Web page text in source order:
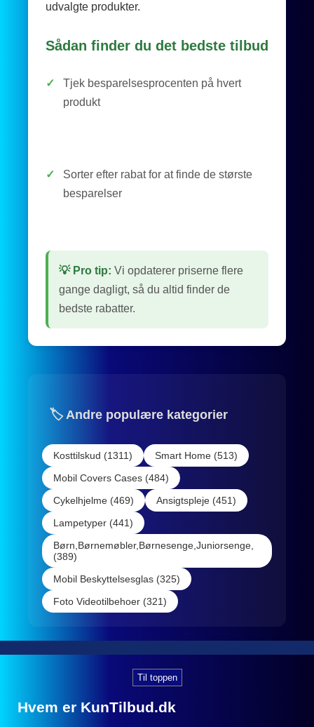
udvalgte produkter.
Sådan finder du det bedste tilbud
✓
Tjek besparelsesprocenten på hvert
produkt
✓
Sorter efter rabat for at finde de største
besparelser
💡 Pro tip: Vi opdaterer priserne flere
gange dagligt, så du altid finder de
bedste rabatter.
🏷️ Andre populære kategorier
Kosttilskud (1311)
Smart Home (513)
Mobil Covers Cases (484)
Cykelhjelme (469)
Ansigtspleje (451)
Lampetyper (441)
Børn,Børnemøbler,Børnesenge,Juniorsenge,
(389)
Mobil Beskyttelsesglas (325)
Foto Videotilbehoer (321)
Til toppen
Hvem er KunTilbud.dk